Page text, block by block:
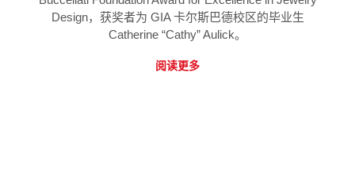
Design，获奖者为 GIA 卡尔斯巴德校区的毕业生
Catherine “Cathy” Aulick。
阅读更多